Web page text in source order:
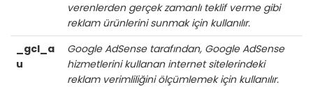
verenlerden gerçek zamanlı teklif verme gibi
reklam ürünlerini sunmak için kullanılır.
_gcl_a
u
Google AdSense tarafından, Google AdSense
hizmetlerini kullanan internet sitelerindeki
reklam verimliliğini ölçümlemek için kullanılır.